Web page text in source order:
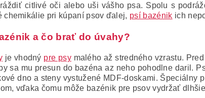
citlivé oči alebo uši vášho psa. Spolu s
chemikálie pri kúpaní psov ďalej, psí bazénik ich
a čo brať do úvahy?
je vhodný pre psymalého až stredného vzrastu.
sa mu presun do bazéna az neho pohodlne daril.
dno a steny vystužené MDF-doskami. Špeciálny
vďaka čomu môže bazénik pre psov vydržať